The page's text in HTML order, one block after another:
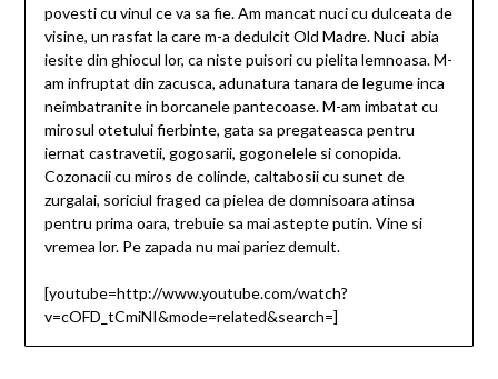
povesti cu vinul ce va sa fie. Am mancat nuci cu dulceata de
visine, un rasfat la care m-a dedulcit Old Madre. Nuci abia
iesite din ghiocul lor, ca niste puisori cu pielita lemnoasa. M-
am infruptat din zacusca, adunatura tanara de legume inca
neimbatranite in borcanele pantecoase. M-am imbatat cu
mirosul otetului fierbinte, gata sa pregateasca pentru
iernat castravetii, gogosarii, gogonelele si conopida.
Cozonacii cu miros de colinde, caltabosii cu sunet de
zurgalai, soriciul fraged ca pielea de domnisoara atinsa
pentru prima oara, trebuie sa mai astepte putin. Vine si
vremea lor. Pe zapada nu mai pariez demult.
[youtube=http://www.youtube.com/watch?
v=cOFD_tCmiNI&mode=related&search=]